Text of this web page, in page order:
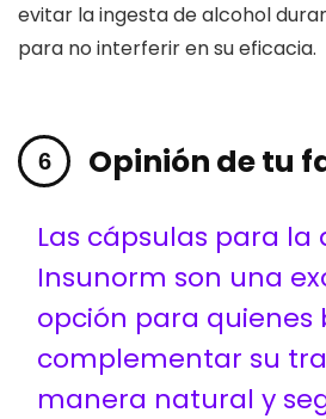
evitar la ingesta de alcohol
para no interferir en su eficacia.
Opinión de tu
Las cápsulas para la
Insunorm son una
opción para quienes
complementar su
manera natural y